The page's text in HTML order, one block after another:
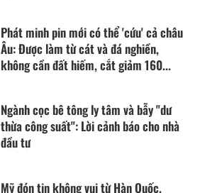
Phát minh pin mới có thể 'cứu' cả châu
Âu: Được làm từ cát và đá nghiền,
không cần đất hiếm, cắt giảm 160...
Ngành cọc bê tông ly tâm và bẫy "dư
thừa công suất": Lời cảnh báo cho nhà
đầu tư
Mỹ đón tin không vui từ Hàn Quốc,